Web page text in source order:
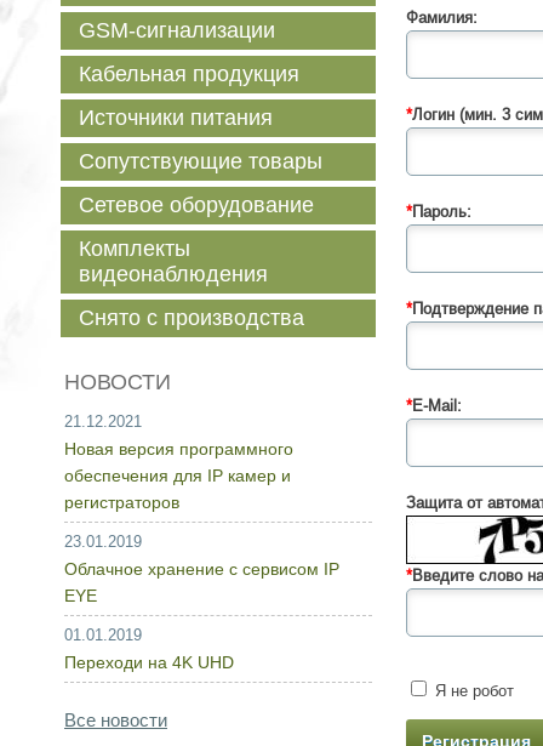
Фамилия:
*Логин (мин. 3
*Пароль:
*Подтверждение
*E-Mail:
Защита от
*Введите слово
Я не робот
GSM-сигнализации
Кабельная продукция
Источники питания
Сопутствующие товары
Сетевое оборудование
Комплекты
видеонаблюдения
Снято с производства
НОВОСТИ
21.12.2021
Новая версия программного
обеспечения для IP камер и
регистраторов
23.01.2019
Облачное хранение с сервисом IP
EYE
01.01.2019
Переходи на 4K UHD
Все новости